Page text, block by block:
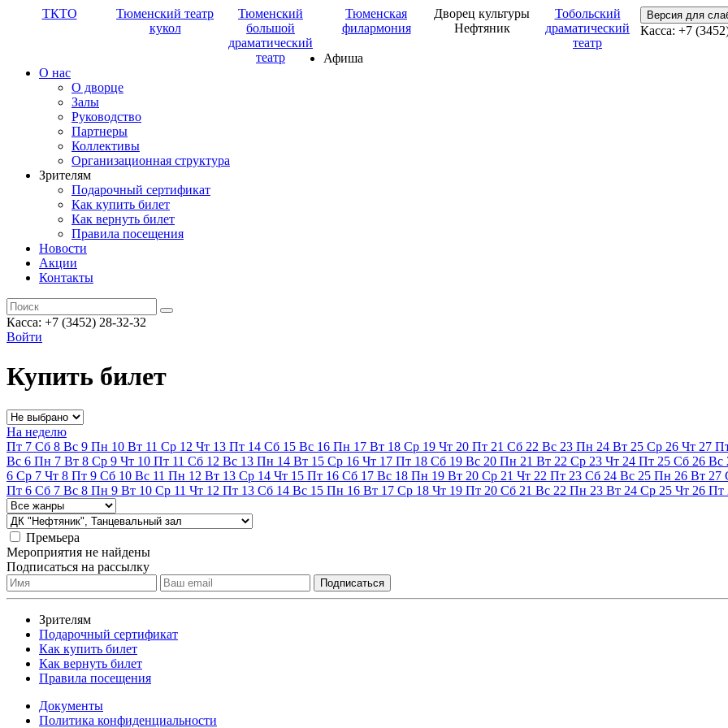
ТКТО
Тюменский театр
кукол
Тюменский
большой
драматический
театр
Тюменская
филармония
Дворец культуры
Нефтяник
Тобольский
драматический
театр
Версия для
Касса: +7
Афиша
О нас
О дворце
Залы
Руководство
Партнеры
Коллективы
Организационная структура
Зрителям
Подарочный сертификат
Как купить билет
Как вернуть билет
Правила посещения
Новости
Акции
Контакты
Касса: +7 (3452) 28-32-32
Войти
Купить билет
На неделю
Пт 7 Сб 8 Вс 9 Пн 10 Вт 11 Ср 12 Чт 13 Пт 14 Сб 15 Вс 16 Пн 17 Вт 18 Ср 19 Чт 20 Пт 21 Сб 22 Вс 23 Пн 24 Вт 25 Ср 26 Чт 27
Вс 6 Пн 7 Вт 8 Ср 9 Чт 10 Пт 11 Сб 12 Вс 13 Пн 14 Вт 15 Ср 16 Чт 17 Пт 18 Сб 19 Вс 20 Пн 21 Вт 22 Ср 23 Чт 24 Пт 25 Сб 26 Вс
6 Ср 7 Чт 8 Пт 9 Сб 10 Вс 11 Пн 12 Вт 13 Ср 14 Чт 15 Пт 16 Сб 17 Вс 18 Пн 19 Вт 20 Ср 21 Чт 22 Пт 23 Сб 24 Вс 25 Пн 26 Вт 27
Пт 6 Сб 7 Вс 8 Пн 9 Вт 10 Ср 11 Чт 12 Пт 13 Сб 14 Вс 15 Пн 16 Вт 17 Ср 18 Чт 19 Пт 20 Сб 21 Вс 22 Пн 23 Вт 24 Ср 25 Чт 26 Пт
Премьера
Мероприятия не найдены
Подписаться на рассылку
Зрителям
Подарочный сертификат
Как купить билет
Как вернуть билет
Правила посещения
Документы
Политика конфиденциальности